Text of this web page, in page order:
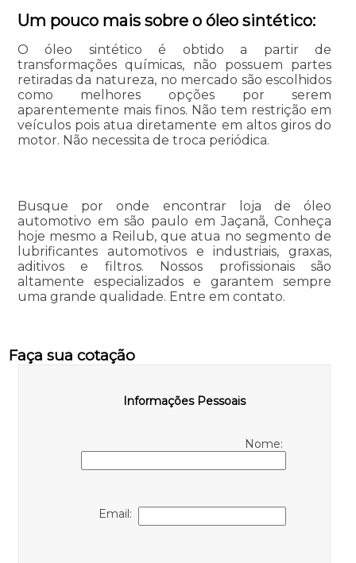
Um pouco mais sobre o óleo sintético:
O óleo sintético é obtido a partir de
transformações químicas, não possuem partes
retiradas da natureza, no mercado são escolhidos
como melhores opções por serem
aparentemente mais finos. Não tem restrição em
veículos pois atua diretamente em altos giros do
motor. Não necessita de troca periódica.
Busque por onde encontrar loja de óleo
automotivo em são paulo em Jaçanã, Conheça
hoje mesmo a Reilub, que atua no segmento de
lubrificantes automotivos e industriais, graxas,
aditivos e filtros. Nossos profissionais são
altamente especializados e garantem sempre
uma grande qualidade. Entre em contato.
Faça sua cotação
Informações Pessoais
Nome:
Email: